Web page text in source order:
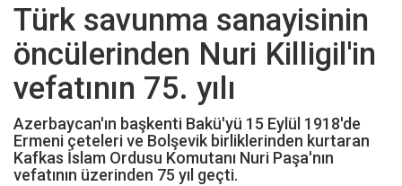
Türk savunma sanayisinin
öncülerinden Nuri Killigil'in
vefatının 75. yılı
Azerbaycan'ın başkenti Bakü'yü 15 Eylül 1918'de
Ermeni çeteleri ve Bolşevik birliklerinden kurtaran
Kafkas İslam Ordusu Komutanı Nuri Paşa'nın
vefatının üzerinden 75 yıl geçti.